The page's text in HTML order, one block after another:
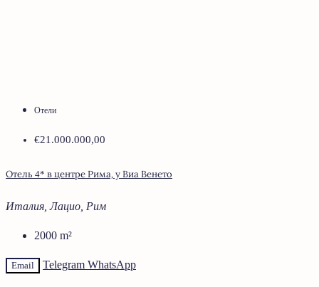
Отели
€21.000.000,00
Отель 4* в центре Рима, у Виа Венето
Италия, Лацио, Рим
2000 m²
Email Telegram WhatsApp